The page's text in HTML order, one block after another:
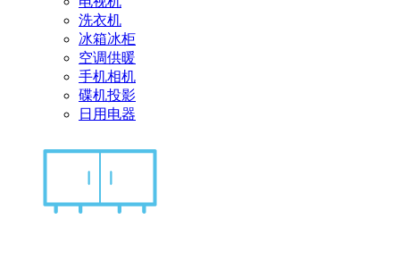
洗衣机
冰箱冰柜
空调供暖
手机相机
碟机投影
日用电器